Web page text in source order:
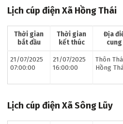
Lịch cúp điện Xã Hồng Thái
Thời gian
bắt đầu
Thời gian
kết thúc
Địa
21/07/2025
07:00:00
21/07/2025
16:00:00
Thôn
Hồng
Lịch cúp điện Xã Sông Lũy